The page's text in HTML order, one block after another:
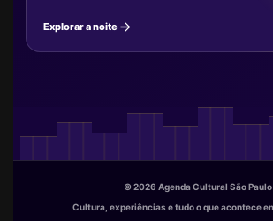
Explorar a noite
© 2026 Agenda Cultural São Paulo
Cultura, experiências e tudo o que acontece